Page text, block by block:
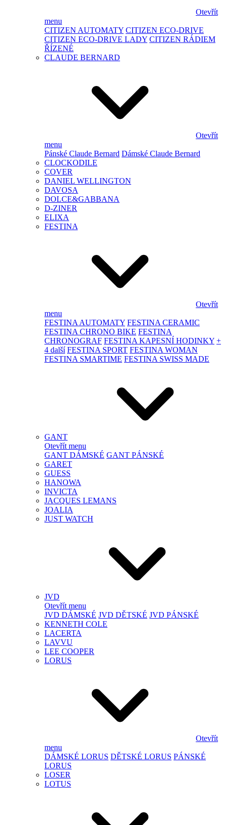
Otevřít
menu
CITIZEN AUTOMATY CITIZEN ECO-DRIVE
CITIZEN ECO-DRIVE LADY CITIZEN RÁDIEM
ŘÍZENÉ
CLAUDE BERNARD
Otevřít
menu
Pánské Claude Bernard Dámské Claude Bernard
CLOCKODILE
COVER
DANIEL WELLINGTON
DAVOSA
DOLCE&GABBANA
D-ZINER
ELIXA
FESTINA
Otevřít
menu
FESTINA AUTOMATY FESTINA CERAMIC
FESTINA CHRONO BIKE FESTINA
CHRONOGRAF FESTINA KAPESNÍ HODINKY +
4 další FESTINA SPORT FESTINA WOMAN
FESTINA SMARTIME FESTINA SWISS MADE
GANT
Otevřít menu
GANT DÁMSKÉ GANT PÁNSKÉ
GARET
GUESS
HANOWA
INVICTA
JACQUES LEMANS
JOALIA
JUST WATCH
JVD
Otevřít menu
JVD DÁMSKÉ JVD DĚTSKÉ JVD PÁNSKÉ
KENNETH COLE
LACERTA
LAVVU
LEE COOPER
LORUS
Otevřít
menu
DÁMSKÉ LORUS DĚTSKÉ LORUS PÁNSKÉ
LORUS
LOSER
LOTUS